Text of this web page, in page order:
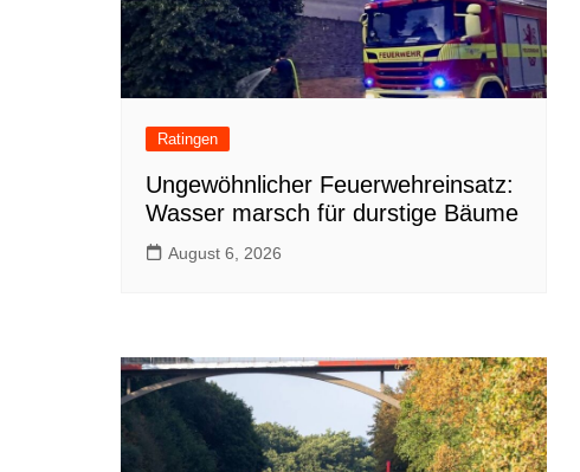
Ratingen
Ungewöhnlicher Feuerwehreinsatz:
Wasser marsch für durstige Bäume
August 6, 2026